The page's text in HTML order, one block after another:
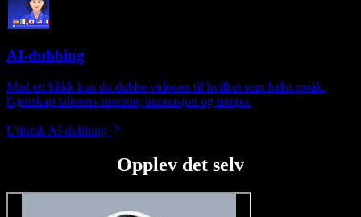
AI-dubbing
Med ett klikk kan du dubbe videoen til hvilket som helst språk.
Gjenskap talerens stemme, intonasjon og tempo.
Utforsk AI-dubbing
Opplev det selv